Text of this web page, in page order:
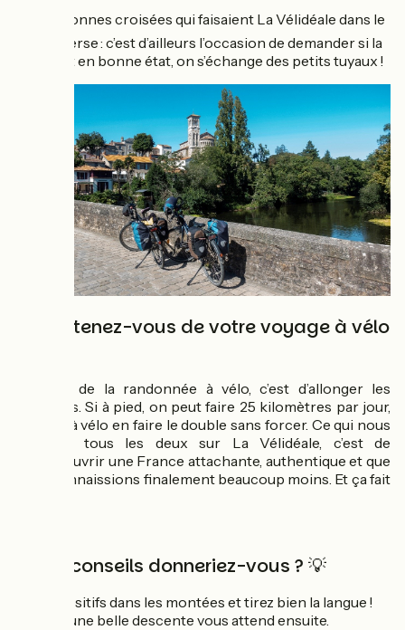
2 personnes croisées qui faisaient La Vélidéale dans le
sens inverse : c’est d’ailleurs l’occasion de demander si la
route est en bonne état, on s’échange des petits tuyaux !
Que retenez-vous de votre voyage à vélo
L’intérêt de la randonnée à vélo, c’est d’allonger les
distances. Si à pied, on peut faire 25 kilomètres par jour,
on peut à vélo en faire le double sans forcer. Ce qui nous
a plu à tous les deux sur La Vélidéale, c’est de
(re)découvrir une France attachante, authentique et que
nous connaissions finalement beaucoup moins. Et ça fait
Quels conseils donneriez-vous ? 💡
Soyez positifs dans les montées et tirez bien la langue !
Promis, une belle descente vous attend ensuite.